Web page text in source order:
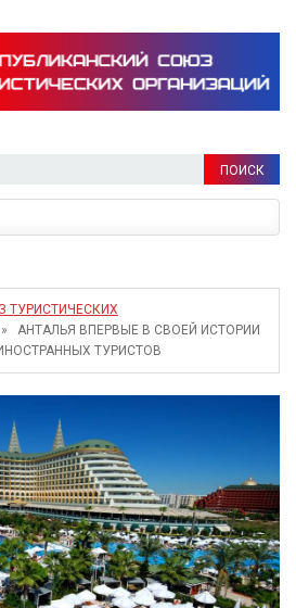
navigation
ТУРИСТИЧЕСКИХ
» АНТАЛЬЯ ВПЕРВЫЕ В СВОЕЙ ИСТОРИИ
ТУРИСТОВ